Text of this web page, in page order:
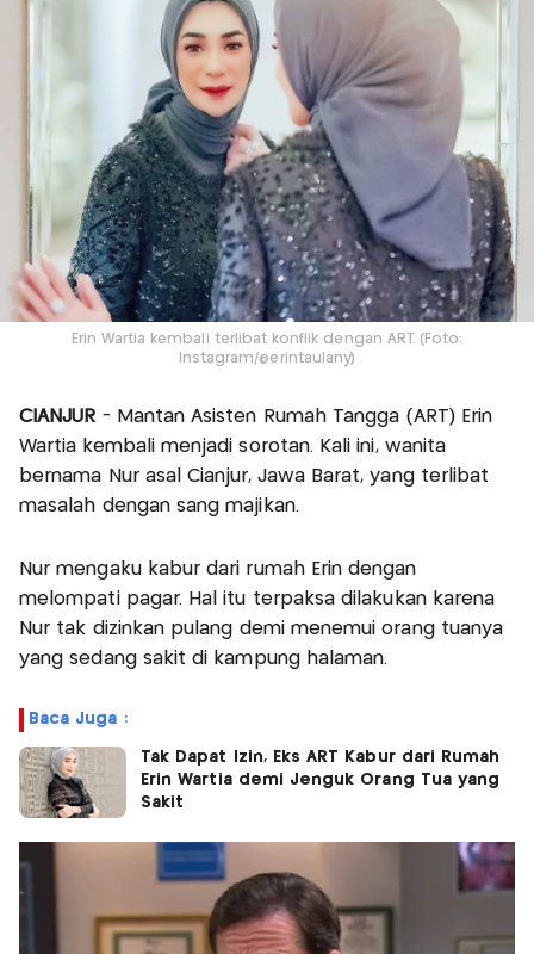
Erin Wartia kembali terlibat konflik dengan ART. (Foto:
Instagram/@erintaulany)
CIANJUR - Mantan Asisten Rumah Tangga (ART) Erin
Wartia kembali menjadi sorotan. Kali ini, wanita
bernama Nur asal Cianjur, Jawa Barat, yang terlibat
masalah dengan sang majikan.
Nur mengaku kabur dari rumah Erin dengan
melompati pagar. Hal itu terpaksa dilakukan karena
Nur tak dizinkan pulang demi menemui orang tuanya
yang sedang sakit di kampung halaman.
Baca Juga :
Tak Dapat Izin, Eks ART Kabur dari Rumah
Erin Wartia demi Jenguk Orang Tua yang
Sakit